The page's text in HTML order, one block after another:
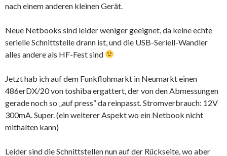
nach einem anderen kleinen Gerät.
Neue Netbooks sind leider weniger geeignet, da keine echte
serielle Schnittstelle drann ist, und die USB-Seriell-Wandler
alles andere als HF-Fest sind
Jetzt hab ich auf dem Funkflohmarkt in Neumarkt einen
486erDX/20 von toshiba ergattert, der von den Abmessungen
gerade noch so „auf press“ da reinpasst. Stromverbrauch: 12V
300mA. Super. (ein weiterer Aspekt wo ein Netbook nicht
mithalten kann)
Leider sind die Schnittstellen nun auf der Rückseite, wo aber